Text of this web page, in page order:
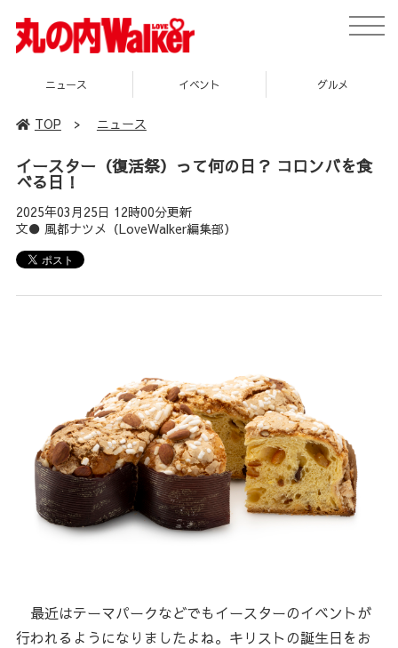
toggle
イベント グルメ スポット
TOP > ニュース
イースター（復活祭）って何の日？ コロンバを食
べる日！
2025年03月25日 12時00分更新
文● 風都ナツメ（LoveWalker編集部）
最近はテーマパークなどでもイースターのイベントが
行われるようになりましたよね。キリストの誕生日をお